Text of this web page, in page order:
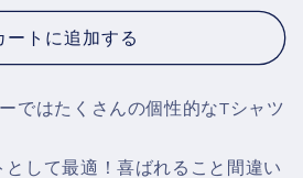
ートに追加する
ではたくさんの個性的なTシャツ
として最適！喜ばれること間違い